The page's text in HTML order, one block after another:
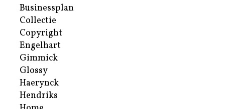
Businessplan
Collectie
Copyright
Engelhart
Gimmick
Glossy
Haerynck
Hendriks